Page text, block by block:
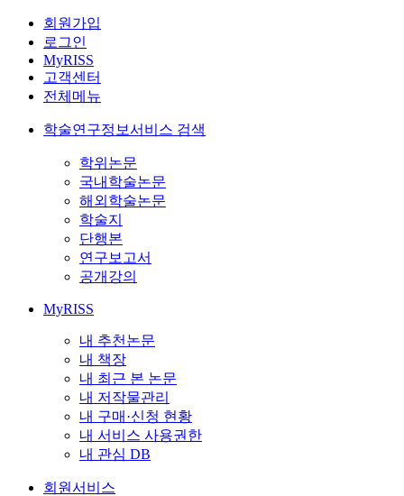
회원가입
로그인
MyRISS
고객센터
전체메뉴
학술연구정보서비스 검색
학위논문
국내학술논문
해외학술논문
학술지
단행본
연구보고서
공개강의
MyRISS
내 추천논문
내 책장
내 최근 본 논문
내 저작물관리
내 구매·신청 현황
내 서비스 사용권한
내 관심 DB
회원서비스